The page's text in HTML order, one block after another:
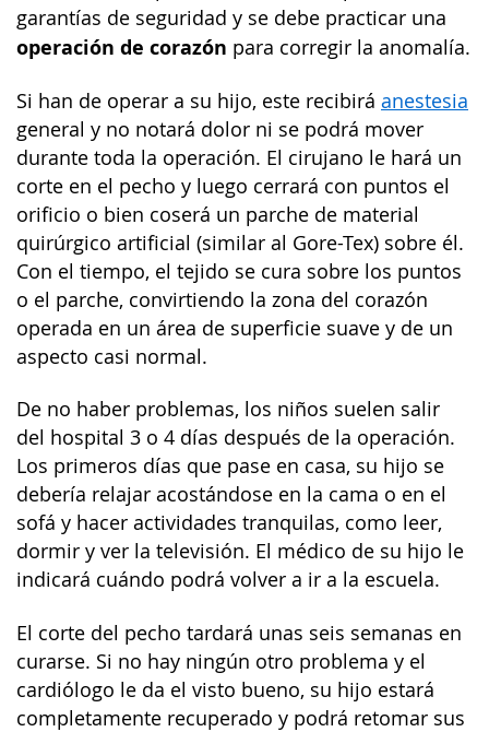
garantías de seguridad y se debe practicar una
operación de corazón para corregir la anomalía.
Si han de operar a su hijo, este recibirá anestesia
general y no notará dolor ni se podrá mover
durante toda la operación. El cirujano le hará un
corte en el pecho y luego cerrará con puntos el
orificio o bien coserá un parche de material
quirúrgico artificial (similar al Gore-Tex) sobre él.
Con el tiempo, el tejido se cura sobre los puntos
o el parche, convirtiendo la zona del corazón
operada en un área de superficie suave y de un
aspecto casi normal.
De no haber problemas, los niños suelen salir
del hospital 3 o 4 días después de la operación.
Los primeros días que pase en casa, su hijo se
debería relajar acostándose en la cama o en el
sofá y hacer actividades tranquilas, como leer,
dormir y ver la televisión. El médico de su hijo le
indicará cuándo podrá volver a ir a la escuela.
El corte del pecho tardará unas seis semanas en
curarse. Si no hay ningún otro problema y el
cardiólogo le da el visto bueno, su hijo estará
completamente recuperado y podrá retomar sus